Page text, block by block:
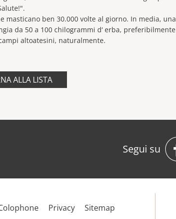
masticano ben 30.000 volte al giorno. In media, una
da 50 a 100 chilogrammi d‘ erba, preferibilmente
altoatesini, naturalmente.
ALLA LISTA
Segui su
Privacy Sitemap